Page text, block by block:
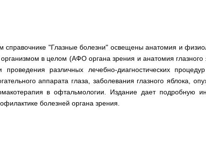
справочнике "Глазные болезни" освещены анатомия и
в целом (АФО органа зрения и анатомия
проведения различных лечебно-диагностических
аппарата глаза, заболевания глазного яблока,
в офтальмологии. Издание дает подробную
болезней органа зрения.